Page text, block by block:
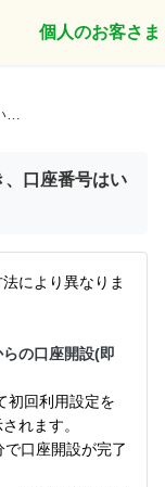
個人のお客さま
セブン銀行口座の開設をしたとき、口座番号はいつわかりますか。
、口座番号はい
により異なりま
の口座開設(即
初回利用設定を
れます。
口座開設が完了